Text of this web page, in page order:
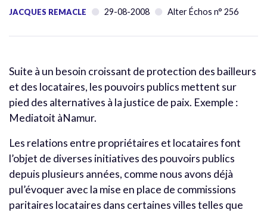
JACQUES REMACLE 29-08-2008 Alter Échos n° 256
Suite à un besoin croissant de protection des bailleurs
et des locataires, les pouvoirs publics mettent sur
pied des alternatives à la justice de paix. Exemple :
Mediatoit àNamur.
Les relations entre propriétaires et locataires font
l’objet de diverses initiatives des pouvoirs publics
depuis plusieurs années, comme nous avons déjà
pul’évoquer avec la mise en place de commissions
paritaires locataires dans certaines villes telles que